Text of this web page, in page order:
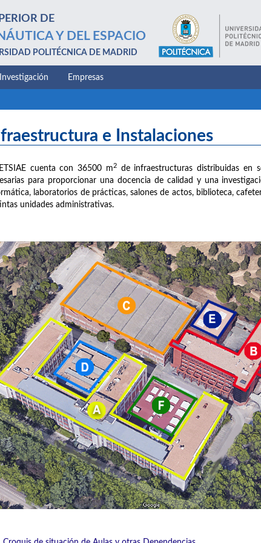
DE
Y DEL ESPACIO
POLITÉCNICA DE MADRID
Investigación Empresas
e Instalaciones
cuenta con 36500 m2de infraestructuras distribuidas en
para proporcionar una docencia de calidad y una
laboratorios de prácticas, salones de actos, biblioteca,
unidades administrativas.